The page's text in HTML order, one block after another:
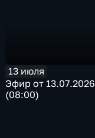
13 июля
Эфир от 13.07.2026
(08:00)